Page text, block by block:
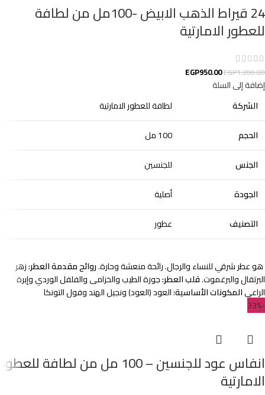
24 قيراط الذهب الابيض -100مل من لطافة
للعطور الامارتية
EGP1,200.00
EGP950.00
إضافة إلى السلة
الشركة
لطافة للعطور الامارتية
الحجم
100 مل
الجنس
للجنسين
الجودة
أصلية
التصنيف
عطور
هو عطر شرقي للنساء والرجال. رائحة منعشة وحارة.روائح مقدمة العطر:زهر
البرتقال والبرغموت.قلب العطر:جوزة الطيب والخزامى والفلفل الوردي وإبرة
الراعيالمكونات الأساسية:العود (العود) ونجيل الهند وفول التونكا
-33%
انفاس عود للجنسين – 100 مل من لطافة للعطور
الامارتية